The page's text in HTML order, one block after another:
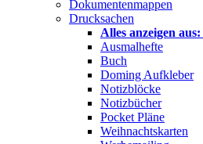
Dokumentenmappen
Drucksachen
Alles anzeigen aus:
Ausmalhefte
Buch
Doming Aufkleber
Notizblöcke
Notizbücher
Pocket Pläne
Weihnachtskarten